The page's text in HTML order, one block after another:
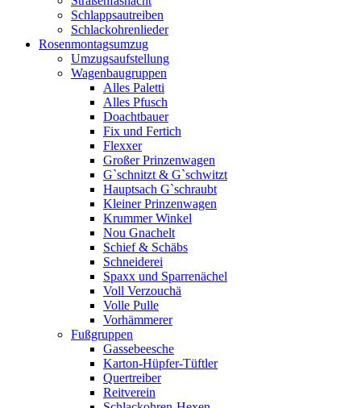
Schlappsautreiben
Schlackohrenlieder
Rosenmontagsumzug
Umzugsaufstellung
Wagenbaugruppen
Alles Paletti
Alles Pfusch
Doachtbauer
Fix und Fertich
Flexxer
Großer Prinzenwagen
Gˋschnitzt & Gˋschwitzt
Hauptsach G`schraubt
Kleiner Prinzenwagen
Krummer Winkel
Nou Gnachelt
Schief & Schäbs
Schneiderei
Spaxx und Sparrenächel
Voll Verzouchä
Volle Pulle
Vorhämmerer
Fußgruppen
Gassebeesche
Karton-Hüpfer-Tüftler
Quertreiber
Reitverein